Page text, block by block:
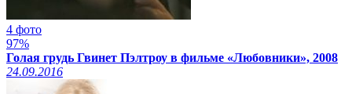
4 фото
97%
Голая грудь Гвинет Пэлтроу в фильме «Любовники», 2008
24.09.2016